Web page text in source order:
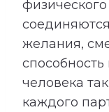
желания,
человека
каждого